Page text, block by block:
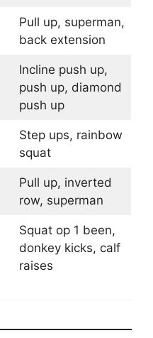
Pull up, superman,
back extension
Incline push up,
push up, diamond
push up
Step ups, rainbow
squat
Pull up, inverted
row, superman
Squat op 1 been,
donkey kicks, calf
raises